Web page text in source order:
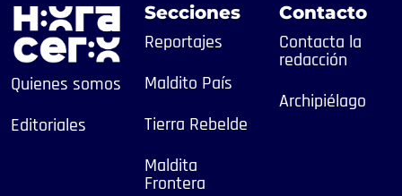
Quienes somos
Editoriales
Secciones
Reportajes
Maldito País
Tierra Rebelde
Maldita
Frontera
Contacto
Contacta la
redacción
Archipiélago